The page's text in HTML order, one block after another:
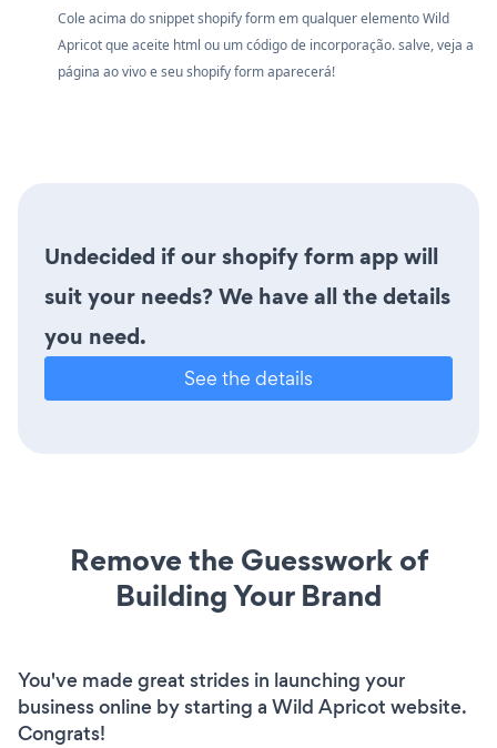
Cole acima do snippet shopify form em qualquer elemento Wild
Apricot que aceite html ou um código de incorporação. salve, veja a
página ao vivo e seu shopify form aparecerá!
Undecided if our shopify form app will
suit your needs? We have all the details
you need.
See the details
Remove the Guesswork of
Building Your Brand
You've made great strides in launching your
business online by starting a Wild Apricot website.
Congrats!